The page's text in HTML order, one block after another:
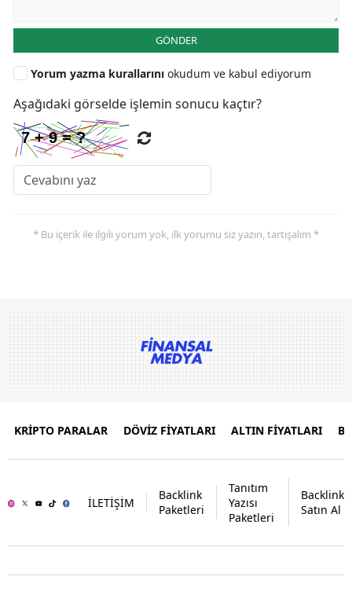
GÖNDER
Yorum yazma kurallarını okudum ve kabul ediyorum
Aşağıdaki görselde işlemin sonucu kaçtır?
* Bu içerik ile ilgili yorum yok, ilk yorumu siz yazın, tartışalım *
KRİPTO PARALAR DÖVİZ FİYATLARI ALTIN FİYATLARI
İLETİŞİM
Backlink
Paketleri
Tanıtım
Yazısı
Paketleri
Backlink
Satın Al